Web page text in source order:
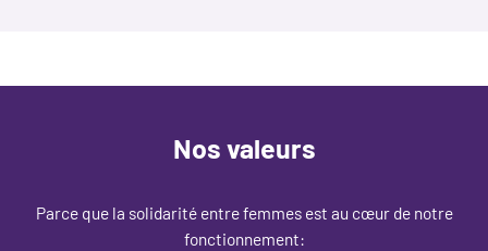
Nos valeurs
Parce que la solidarité entre femmes est au cœur de notre
fonctionnement: